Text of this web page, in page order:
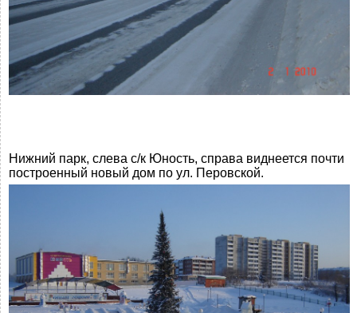
Нижний парк, слева с/к Юность, справа виднеется почти
построенный новый дом по ул. Перовской.